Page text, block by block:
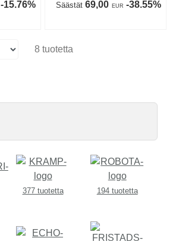
-15.76% Säästät69,00 EUR -38.55%
8 tuotetta
377 tuotetta 194 tuotetta